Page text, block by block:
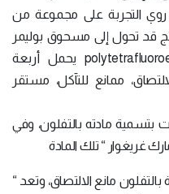
التجربة على مجموعة من
قد تحول إلى مسحوق بوليمر
أبيض سمي بـ (polytetrafluoroethylene (PTFE يحمل أربعة
ممانع للتآكل، مستقر
مادته بالتفلون، وفي
مانع الالتصاق، وتعد “